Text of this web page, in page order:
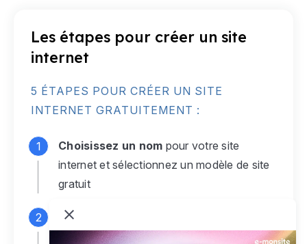
Les étapes pour créer un site
internet
5 ÉTAPES POUR CRÉER UN SITE
INTERNET GRATUITEMENT :
Choisissez un nom pour votre site
internet et sélectionnez un modèle de site
gratuit
Connectez-vous
monsite gratuit pour accéder à votre